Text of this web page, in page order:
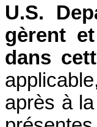
U.S.
gèrent
dans
après à